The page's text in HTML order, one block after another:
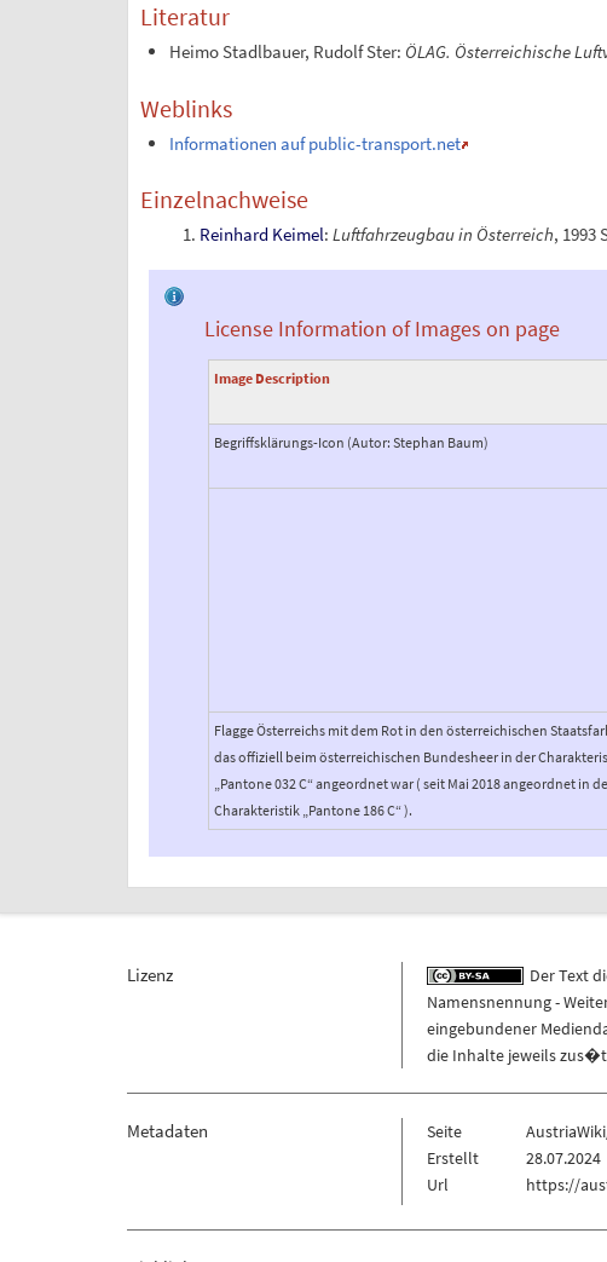
Literatur
Heimo Stadlbauer, Rudolf Ster: ÖLAG. Österreichische
Weblinks
Informationen auf public-transport.net
Einzelnachweise
Reinhard Keimel: Luftfahrzeugbau in Österreich, 1993
License Information of Images on page
Image Description
Begriffsklärungs-Icon (Autor: Stephan Baum)
Flagge Österreichs mit dem Rot in den österreichischen
das offiziell beim österreichischen Bundesheer in der
„Pantone 032 C“ angeordnet war ( seit Mai 2018 angeordnet in
Charakteristik „Pantone 186 C“ ).
Lizenz Der Text
Namensnennung -
eingebundener
die Inhalte jeweils
Metadaten Seite
Erstellt
28.07.2024
Url
https://